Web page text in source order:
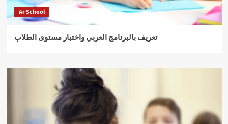
Ar School
تعريف بالبرنامج العربي واختبار مستوى الطلاب